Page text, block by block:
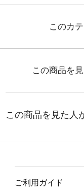
ご利用ガイド